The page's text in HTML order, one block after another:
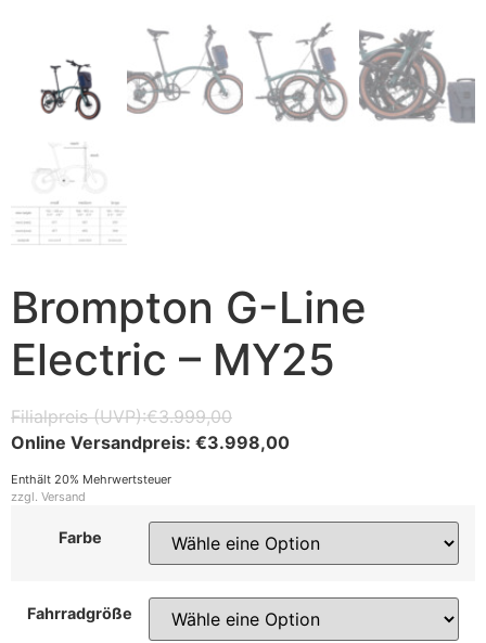
Brompton G-Line
Electric – MY25
€3.999,00
€3.998,00
Enthält 20% Mehrwertsteuer
zzgl. Versand
Farbe
Fahrradgröße